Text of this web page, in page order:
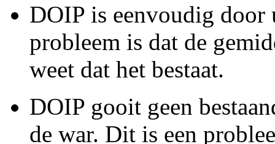
DOIP is eenvoudig
probleem is dat de
weet dat het bestaat.
DOIP gooit geen
de war. Dit is een